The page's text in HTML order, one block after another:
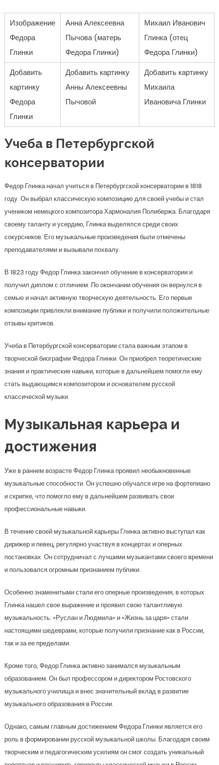
Изображение
Федора
Глинки
Анна Алексеевна
Пычова (матерь
Федора Глинки)
Михаил Иванович
Глинка (отец
Федора Глинки)
Добавить
картинку
Федора
Глинки
Добавить картинку
Анны Алексеевны
Пычовой
Добавить картинку
Михаила
Ивановича Глинки
Учеба в Петербургской
консерватории
Федор Глинка начал учиться в Петербургской консерватории в 1818
году. Он выбрал классическую композицию для своей учебы и стал
учеником немецкого композитора Хармоналия Полибержа. Благодаря
своему таланту и усердию, Глинка выделялся среди своих
сокурсников. Его музыкальные произведения были отмечены
преподавателями и вызывали похвалу.
В 1823 году Федор Глинка закончил обучение в консерватории и
получил диплом с отличием. По окончании обучения он вернулся в
семью и начал активную творческую деятельность. Его первые
композиции привлекли внимание публики и получили положительные
отзывы критиков.
Учеба в Петербургской консерватории стала важным этапом в
творческой биографии Федора Глинки. Он приобрел теоретические
знания и практические навыки, которые в дальнейшем помогли ему
стать выдающимся композитором и основателем русской
классической музыки.
Музыкальная карьера и
достижения
Уже в раннем возрасте Федор Глинка проявил необыкновенные
музыкальные способности. Он успешно обучался игре на фортепиано
и скрипке, что помогло ему в дальнейшем развивать свои
профессиональные навыки.
В течение своей музыкальной карьеры Глинка активно выступал как
дирижер и певец, регулярно участвуя в концертах и оперных
постановках. Он сотрудничал с лучшими музыкантами своего времени
и пользовался огромным признанием публики.
Особенно знаменитыми стали его оперные произведения, в которых
Глинка нашел свое выражение и проявил свою талантливую
музыкальность. «Руслан и Людмила» и «Жизнь за царя» стали
настоящими шедеврами, которые получили признание как в России,
так и за ее пределами.
Кроме того, Федор Глинка активно занимался музыкальным
образованием. Он был профессором и директором Ростовского
музыкального училища и внес значительный вклад в развитие
музыкального образования в России.
Однако, самым главным достижением Федора Глинки является его
роль в формировании русской музыкальной школы. Благодаря своим
творческим и педагогическим усилиям он смог создать уникальный